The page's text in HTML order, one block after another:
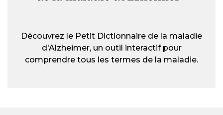
Découvrez le Petit Dictionnaire de la maladie
d'Alzheimer, un outil interactif pour
comprendre tous les termes de la maladie.